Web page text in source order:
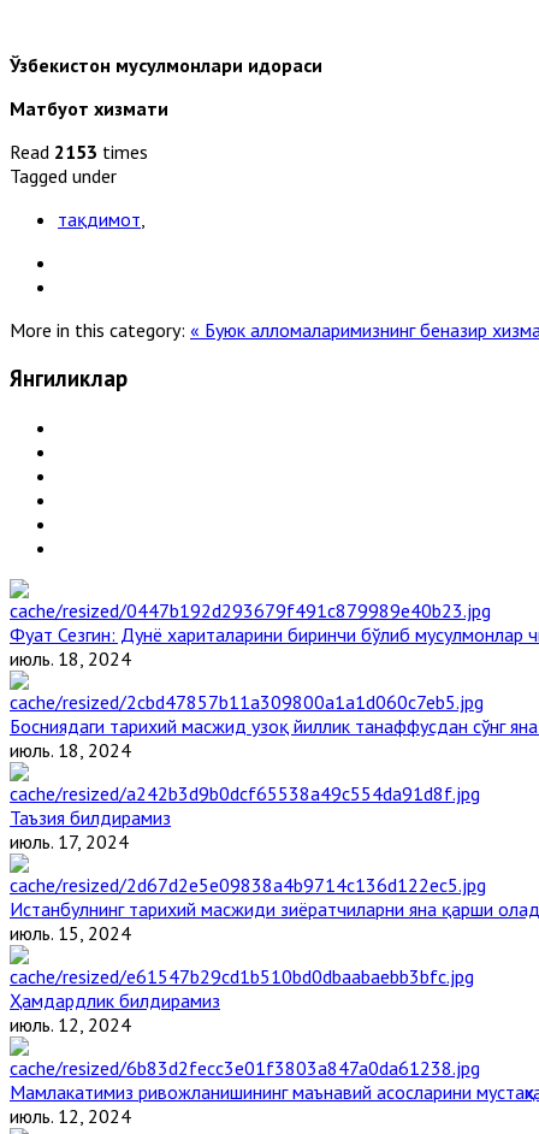
Ўзбекистон мусулмонлари идораси
Матбуот хизмати
Read 2153 times
Tagged under
тақдимот
More in this category: « Буюк алломаларимизнинг беназир
Янгиликлар
Фуат Сезгин: Дунё хариталарини биринчи бўлиб мусулмонлар
июль. 18, 2024
Босниядаги тарихий масжид узоқ йиллик танаффусдан сўнг
июль. 18, 2024
Таъзия билдирамиз
июль. 17, 2024
Истанбулнинг тарихий масжиди зиёратчиларни яна қарши
июль. 15, 2024
Ҳамдардлик билдирамиз
июль. 12, 2024
Мамлакатимиз ривожланишининг маънавий асосларини
июль. 12, 2024